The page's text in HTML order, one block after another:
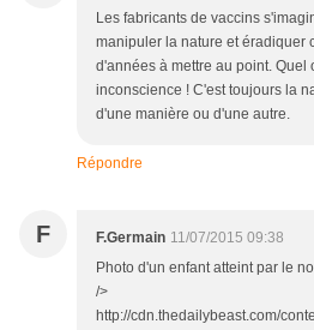
Les fabricants de vaccins
manipuler la nature et éradiquer
d'années à mettre au point. Quel
inconscience ! C'est toujours la
d'une manière ou d'une autre.
Répondre
F F.Germain 11/07/2015 09:38
Photo d'un enfant atteint par le
/>
http://cdn.thedailybeast.com/